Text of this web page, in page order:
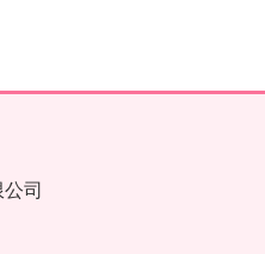
司